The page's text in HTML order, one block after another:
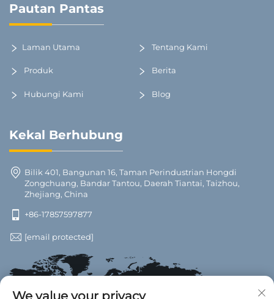
Pautan Pantas
Laman Utama Tentang Kami
Produk Berita
Hubungi Kami Blog
Kekal Berhubung
Bilik 401, Bangunan 16, Taman Perindustrian Hongdi
Zongchuang, Bandar Tantou, Daerah Tiantai, Taizhou,
Zhejiang, China
+86-17857597877
[email protected]
We value your privacy